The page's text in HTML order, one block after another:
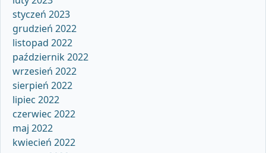
styczeń 2023
grudzień 2022
listopad 2022
październik 2022
wrzesień 2022
sierpień 2022
lipiec 2022
czerwiec 2022
maj 2022
kwiecień 2022